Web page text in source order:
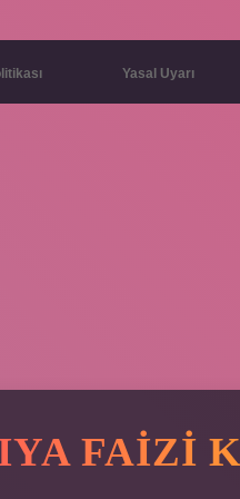
Yasal Uyarı
FAIZI